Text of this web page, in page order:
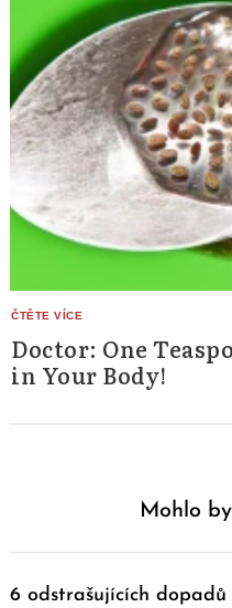
Doctor: One
in Your Body!
Mohlo
6 odstrašujících dopadů